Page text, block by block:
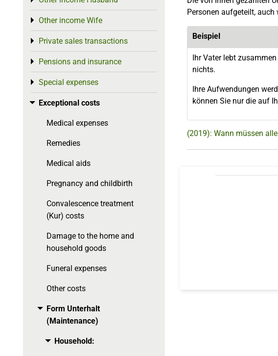
Personen aufgeteilt,
Beispiel
Ihr Vater lebt
nichts.
Ihre Aufwendungen
können Sie nur die auf
(2019): Wann müssen
Other income Wife
Toggle menu
Private sales transactions
Toggle menu
Pensions and insurance
Toggle menu
Special expenses
Toggle menu
Exceptional costs
Toggle menu
Medical expenses
Remedies
Medical aids
Pregnancy and childbirth
Convalescence treatment
(Kur) costs
Damage to the home and
household goods
Funeral expenses
Other costs
Form Unterhalt
(Maintenance)
Toggle menu
Household:
Toggle menu